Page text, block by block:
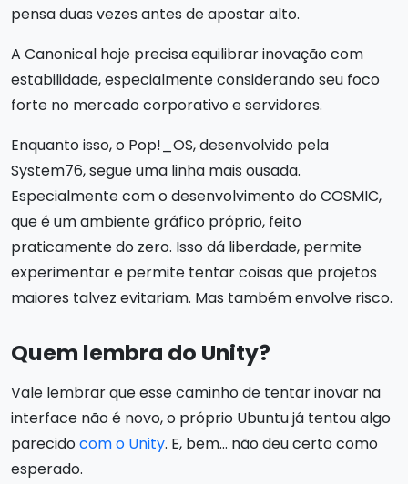
pensa duas vezes antes de apostar alto.
A Canonical hoje precisa equilibrar inovação com
estabilidade, especialmente considerando seu foco
forte no mercado corporativo e servidores.
Enquanto isso, o Pop!_OS, desenvolvido pela
System76, segue uma linha mais ousada.
Especialmente com o desenvolvimento do COSMIC,
que é um ambiente gráfico próprio, feito
praticamente do zero. Isso dá liberdade, permite
experimentar e permite tentar coisas que projetos
maiores talvez evitariam. Mas também envolve risco.
Quem lembra do Unity?
Vale lembrar que esse caminho de tentar inovar na
interface não é novo, o próprio Ubuntu já tentou algo
parecidocom o Unity. E, bem… não deu certo como
esperado.